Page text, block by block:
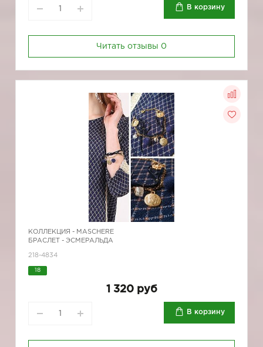
В корзину
Читать отзывы 0
КОЛЛЕКЦИЯ - MASCHERE
БРАСЛЕТ - ЭСМЕРАЛЬДА
218-4834
18
1 320 руб
В корзину